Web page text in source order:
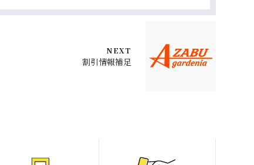
NEXT
割引情報補足